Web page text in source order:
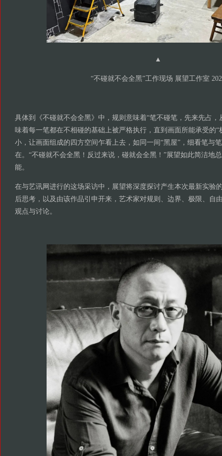
▲
“不碰就不会全黑”工作现场 展望工作室
具体到《不碰就不会全黑》中，规则意味着“笔不碰笔，先来先占，
味着每一笔都在不相碰的基础上被严格执行，直到画面所能承受的“
小，让画面组成的四方空间乍看上去，如同一间“黑屋”，细看笔与
在。“不碰就不会全黑！反过来说，碰就会全黑！”展望如此简洁地
能。
在与艺讯网进行的这场采访中，展望将深度探讨产生本次最新实验
后思考，以及由该作品引申开来，艺术家对规则、边界、极限、自
观点与讨论。